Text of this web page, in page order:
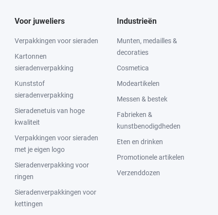
Voor juweliers
Verpakkingen voor sieraden
Kartonnen
sieradenverpakking
Kunststof
sieradenverpakking
Sieradenetuis van hoge
kwaliteit
Verpakkingen voor sieraden
met je eigen logo
Sieradenverpakking voor
ringen
Sieradenverpakkingen voor
kettingen
Industrieën
Munten, medailles &
decoraties
Cosmetica
Modeartikelen
Messen & bestek
Fabrieken &
kunstbenodigdheden
Eten en drinken
Promotionele artikelen
Verzenddozen